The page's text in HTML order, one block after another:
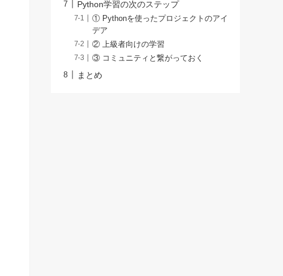
Python学習の次のステップ
① Pythonを使ったプロジェクトのアイ
デア
② 上級者向けの学習
③ コミュニティと繋がっておく
まとめ